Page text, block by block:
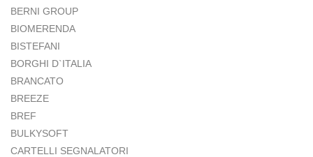
BERNI GROUP
BIOMERENDA
BISTEFANI
BORGHI D`ITALIA
BRANCATO
BREEZE
BREF
BULKYSOFT
CARTELLI SEGNALATORI